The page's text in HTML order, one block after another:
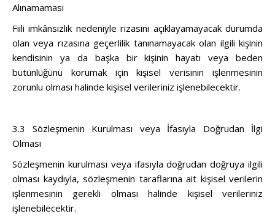
Alınamaması
Fiili imkânsızlık nedeniyle rızasını açıklayamayacak durumda
olan veya rızasına geçerlilik tanınamayacak olan ilgili kişinin
kendisinin ya da başka bir kişinin hayatı veya beden
bütünlüğünü korumak için kişisel verisinin işlenmesinin
zorunlu olması halinde kişisel verileriniz işlenebilecektir.
3.3 Sözleşmenin Kurulması veya İfasıyla Doğrudan İlgi
Olması
Sözleşmenin kurulması veya ifasıyla doğrudan doğruya ilgili
olması kaydıyla, sözleşmenin taraflarına ait kişisel verilerin
işlenmesinin gerekli olması halinde kişisel verileriniz
işlenebilecektir.